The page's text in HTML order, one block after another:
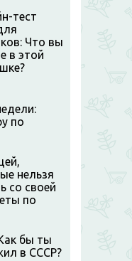
тест
Что вы
в этой
по
нельзя
со своей
по
бы ты
в СССР?